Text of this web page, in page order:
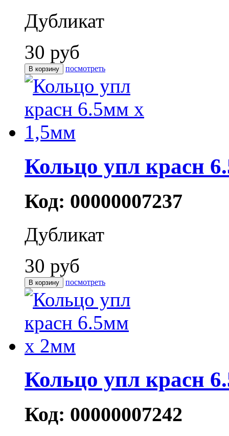
Дубликат
30 руб
посмотреть
Кольцо упл красн
Код: 00000007237
Дубликат
30 руб
посмотреть
Кольцо упл красн
Код: 00000007242